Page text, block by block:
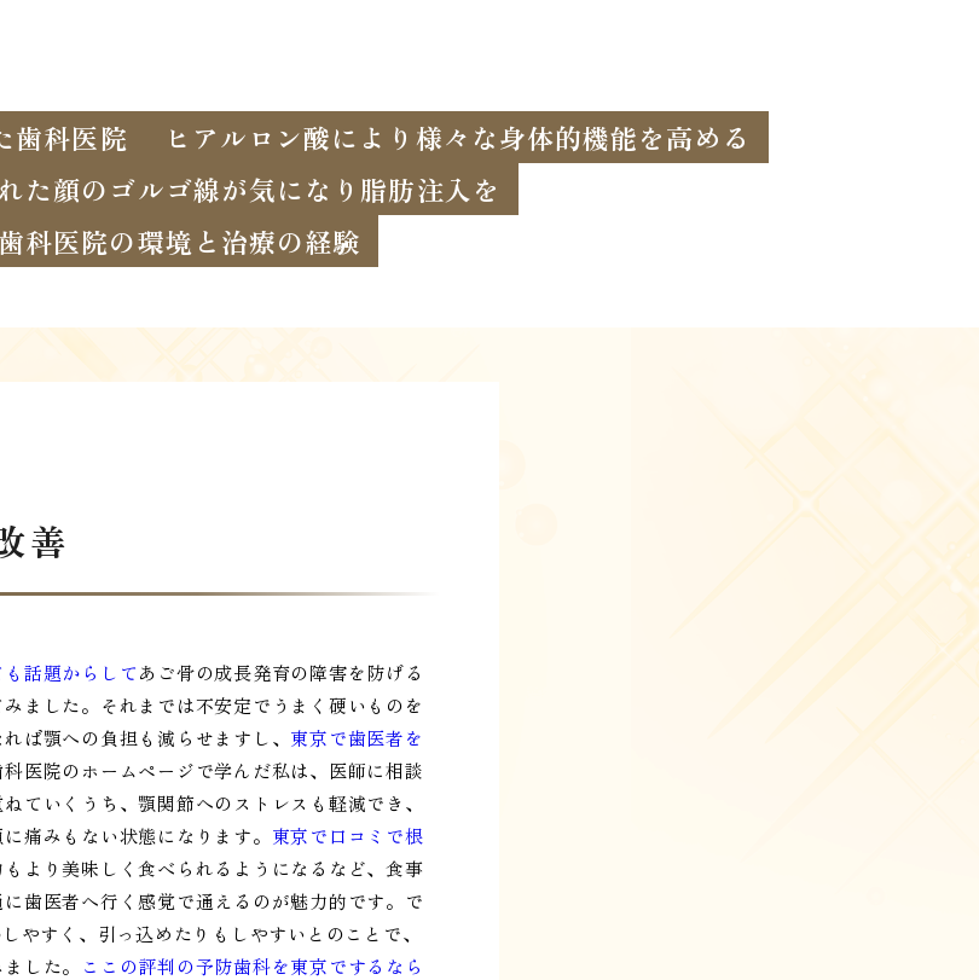
歯科医院
ヒアルロン酸により様々な身体的機能を高める
た顔のゴルゴ線が気になり脂肪注入を
歯科医院の環境と治療の経験
善
話題からしてあご骨の成長発育の障害を防げる
ました。それまでは不安定でうまく硬いものを
ば顎への負担も減らせますし、 東京で歯医者を
医院のホームページで学んだ私は、医師に相談
ていくうち、顎関節へのストレスも軽減でき、
痛みもない状態になります。 東京で口コミで根
より美味しく食べられるようになるなど、食事
歯医者へ行く感覚で通えるのが魅力的です。で
やすく、引っ込めたりもしやすいとのことで、
した。
ここの評判の予防歯科を東京でするなら